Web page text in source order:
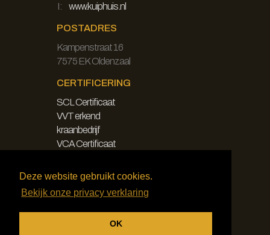
Deze website gebruikt cookies.
Bekijk onze privacy verklaring
OK
I:
www.kuiphuis.nl
POSTADRES
Kampenstraat 16
7575 EK Oldenzaal
CERTIFICERING
SCL Certificaat
VVT erkend
kraanbedrijf
VCA Certificaat
LEGAL